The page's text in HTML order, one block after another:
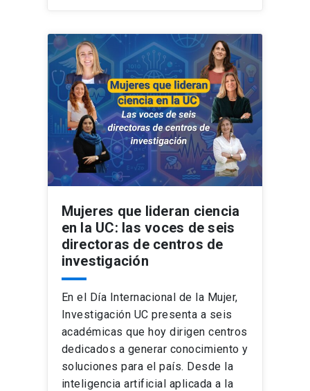
Mujeres que lideran ciencia
en la UC: las voces de seis
directoras de centros de
investigación
En el Día Internacional de la Mujer,
Investigación UC presenta a seis
académicas que hoy dirigen centros
dedicados a generar conocimiento y
soluciones para el país. Desde la
inteligencia artificial aplicada a la